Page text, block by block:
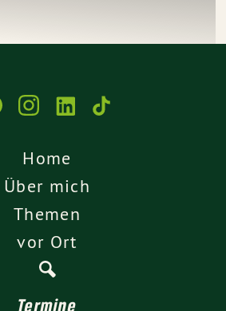
Home
Über mich
Themen
vor Ort
Termine